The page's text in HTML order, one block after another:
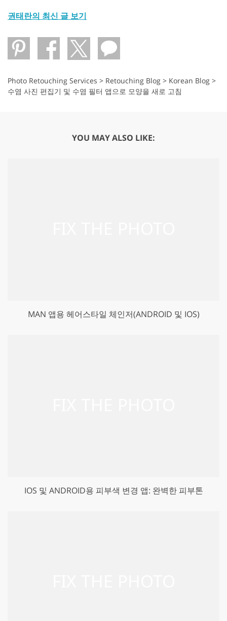
권태란의 최신 글 보기
Photo Retouching Services > Retouching Blog > Korean Blog >
수염 사진 편집기 및 수염 필터 앱으로 모양을 새로 고침
YOU MAY ALSO LIKE:
MAN 앱용 헤어스타일 체인저(ANDROID 및 IOS)
IOS 및 ANDROID용 피부색 변경 앱: 완벽한 피부톤